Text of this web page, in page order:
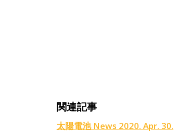
関連記事
太陽電池 News 2020. Apr. 30.